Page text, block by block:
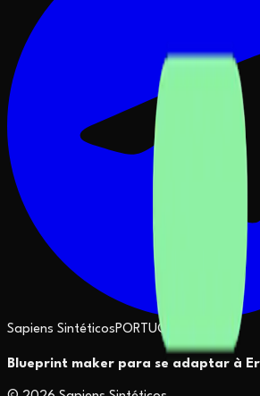
Sapiens Sintéticos PORTUGUESE
Blueprint maker para se adaptar à